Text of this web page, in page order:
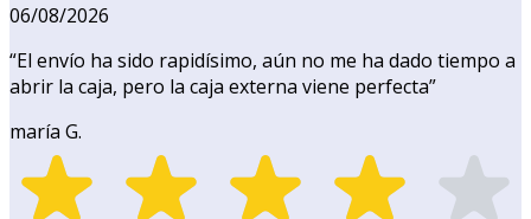
06/08/2026
“El envío ha sido rapidísimo, aún no me ha dado tiempo a
abrir la caja, pero la caja externa viene perfecta”
maría G.